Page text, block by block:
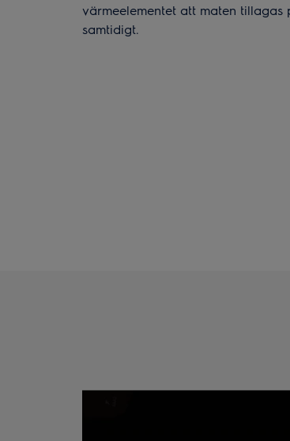
värmeelementet att maten
samtidigt.